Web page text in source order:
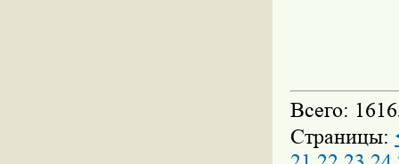
Всего:
Страницы: